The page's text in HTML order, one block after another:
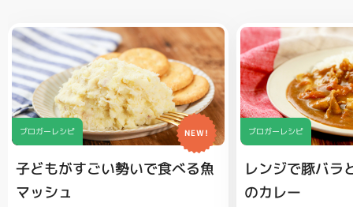
ブロガーレシピ NEW!
子どもがすごい勢いで食べる魚
マッシュ
ブロガーレシピ
レンジで豚バラ
のカレー